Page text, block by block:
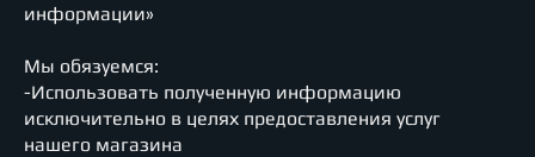
информации»
Мы обязуемся:
-Использовать полученную информацию
исключительно в целях предоставления услуг
нашего магазина